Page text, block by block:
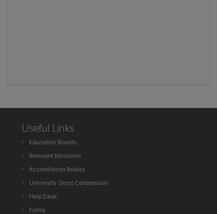
Useful Links
Education Boards
Relevant Ministries
Accreditation Bodies
University Grant Commission
Help Desk
Forms